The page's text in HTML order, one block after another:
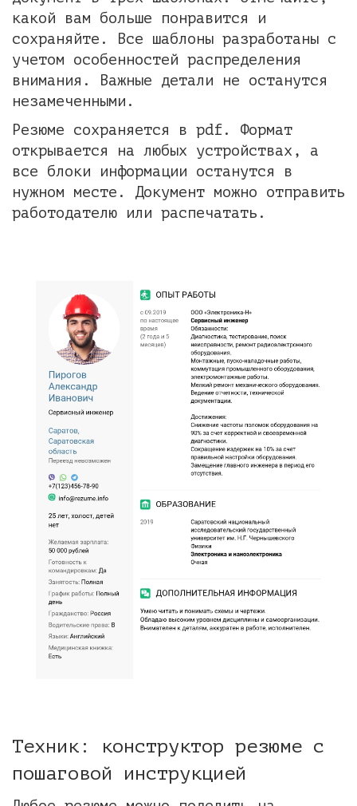
какой вам больше понравится и
сохраняйте. Все шаблоны разработаны с
учетом особенностей распределения
внимания. Важные детали не останутся
незамеченными.
Резюме сохраняется в pdf. Формат
открывается на любых устройствах, а
все блоки информации останутся в
нужном месте. Документ можно отправить
работодателю или распечатать.
Техник: конструктор резюме с
пошаговой инструкцией